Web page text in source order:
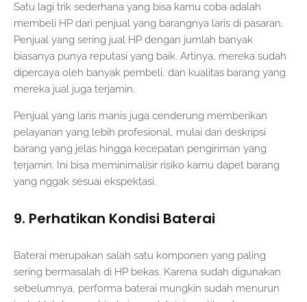
Satu lagi trik sederhana yang bisa kamu coba adalah
membeli HP dari penjual yang barangnya laris di pasaran.
Penjual yang sering jual HP dengan jumlah banyak
biasanya punya reputasi yang baik. Artinya, mereka sudah
dipercaya oleh banyak pembeli, dan kualitas barang yang
mereka jual juga terjamin.
Penjual yang laris manis juga cenderung memberikan
pelayanan yang lebih profesional, mulai dari deskripsi
barang yang jelas hingga kecepatan pengiriman yang
terjamin. Ini bisa meminimalisir risiko kamu dapet barang
yang nggak sesuai ekspektasi.
9. Perhatikan Kondisi Baterai
Baterai merupakan salah satu komponen yang paling
sering bermasalah di HP bekas. Karena sudah digunakan
sebelumnya, performa baterai mungkin sudah menurun